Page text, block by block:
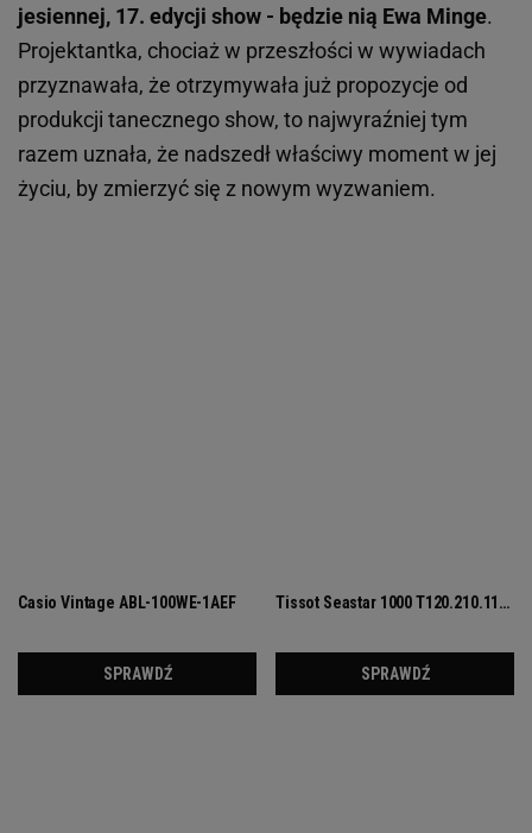
jesiennej, 17. edycji show - będzie nią Ewa Minge.
Projektantka, chociaż w przeszłości w wywiadach
przyznawała, że otrzymywała już propozycje od
produkcji tanecznego show, to najwyraźniej tym
razem uznała, że nadszedł właściwy moment w jej
życiu, by zmierzyć się z nowym wyzwaniem.